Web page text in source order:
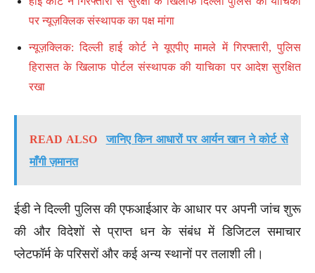
पर न्यूज़क्लिक संस्थापक का पक्ष मांगा
न्यूज़क्लिक: दिल्ली हाई कोर्ट ने यूएपीए मामले में गिरफ्तारी, पुलिस
हिरासत के खिलाफ पोर्टल संस्थापक की याचिका पर आदेश सुरक्षित
रखा
READ ALSO
जानिए किन आधारों पर आर्यन खान ने कोर्ट से
माँगी ज़मानत
ईडी ने दिल्ली पुलिस की एफआईआर के आधार पर अपनी जांच शुरू
की और विदेशों से प्राप्त धन के संबंध में डिजिटल समाचार
प्लेटफॉर्म के परिसरों और कई अन्य स्थानों पर तलाशी ली।